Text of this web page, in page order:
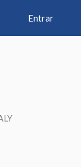
Entrar